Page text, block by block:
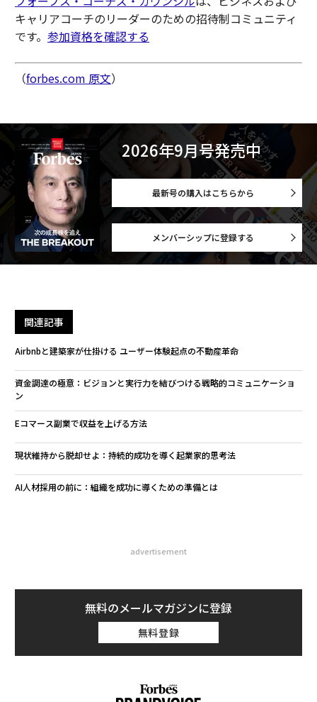
キャリアコーチのリーダーのための招待制コミュニティ
です。 参加資格を確認する
（forbes.com 原文）
2026年9月号発売中
最新号の購入はこちらから
メンバーシップに登録する
関連記事
Airbnbと建築家が仕掛ける ユーザー体験起点の不動産革命
資金調達の極意：ビジョンと実行力を結びつける戦略的コミュニケーショ
ン
Eコマース副業で収益を上げる方法
現状維持から脱却せよ：持続的成功を導く起業家的思考法
AI人材採用の前に：組織を成功に導くための準備とは
advertisement
無料のメールマガジンに登録
無料登録